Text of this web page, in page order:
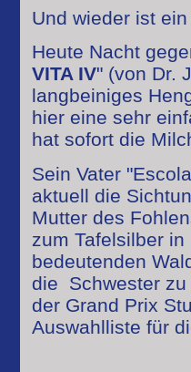
Und wieder ist
Heute Nacht
VITA IV" (von Dr.
langbeiniges
hier eine sehr
hat sofort die
Sein Vater
aktuell die
Mutter des
zum Tafelsilber
bedeutenden
die Schwester zu
der Grand Prix
Auswahlliste für